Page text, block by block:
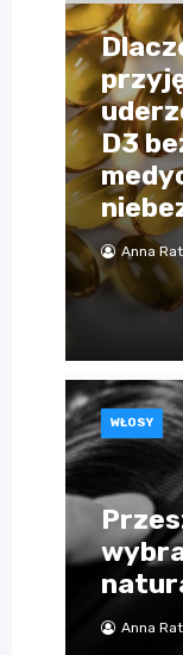
D3
Anna
WŁOSY
Anna